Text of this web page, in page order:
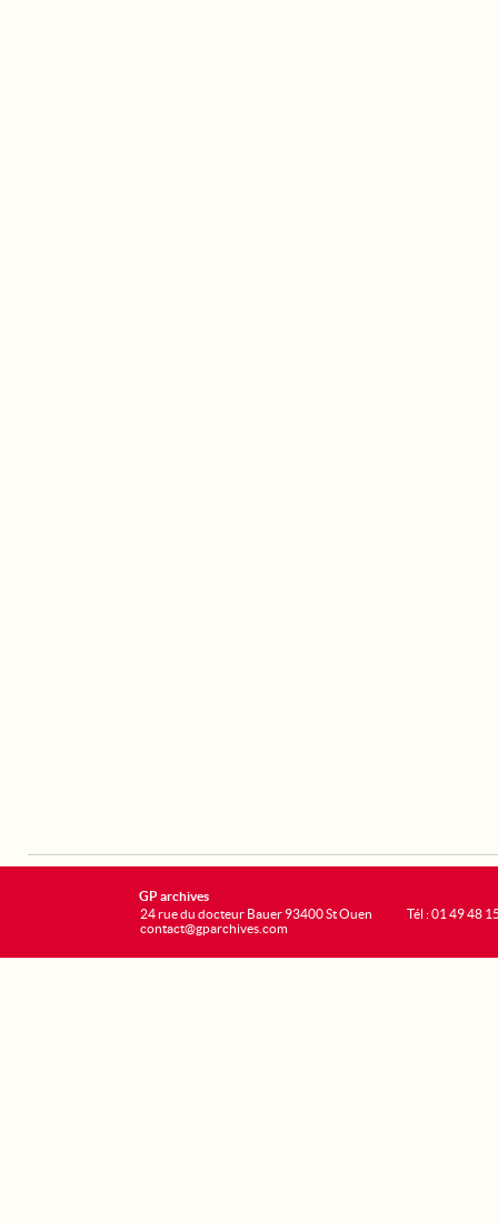
GP archives
24 rue du docteur Bauer 93400 St Ouen
contact@gparchives.com
Tél : 01 49 48